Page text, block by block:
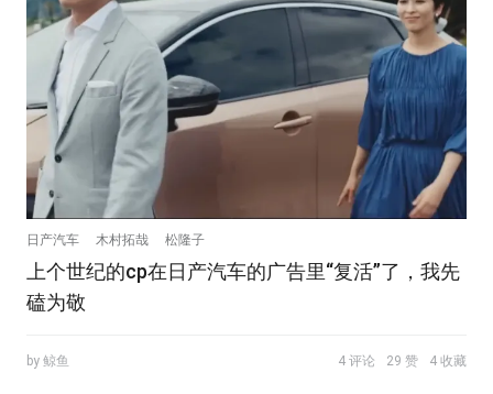
日产汽车 木村拓哉 松隆子
上个世纪的cp在日产汽车的广告里“复活”了，我先
磕为敬
by 鲸鱼 4 评论 29 赞 4 收藏